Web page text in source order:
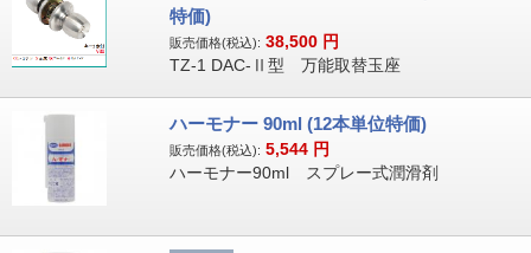
特価)
販売価格(税込): 38,500 円
TZ-1 DAC-Ⅱ型 万能取替玉座
ハーモナー 90ml (12本単位特価)
販売価格(税込): 5,544 円
ハーモナー90ml スプレー式潤滑剤